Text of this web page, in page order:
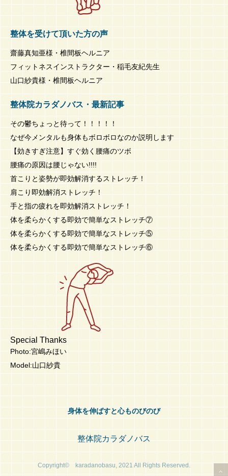
整体を受けて頂いた方の声
齋藤真知亜様・椎間板ヘルニア
フィットネスインストラクター・稲毛友紀先生
山口紗貴様・椎間板ヘルニア
整体院カラダノバス・最新記事
その鬱ちょっと待って！！！！！
なぜ今メンタルも身体もボロボロなのか説明します
【効きすぎ注意】すぐ効く腰痛のツボ
腰痛の原因は腰じゃない!!!!
首こりと姿勢が即効解消するストレッチ！
肩こり即効解消ストレッチ！
手と指の疲れを即効解消ストレッチ！
体を柔らかくする即効で簡単なストレッチ⑦
体を柔らかくする即効で簡単なストレッチ⑤
体を柔らかくする即効で簡単なストレッチ⑥
Special Thanks
Photo:宮嶋みほい
Model:山口紗貴
身体を伸ばすと心ものびのび
整体院カラダノバス
Copyright© karadanobasu, 2021 All Rights Reserved.